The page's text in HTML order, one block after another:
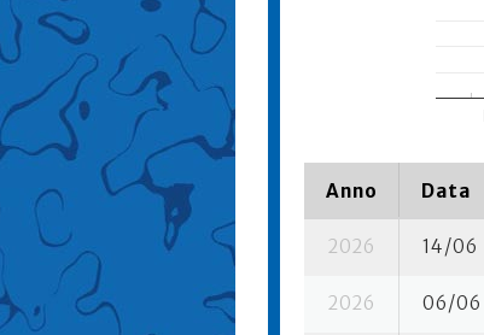
Anno Data
2026 14/06
2026 06/06